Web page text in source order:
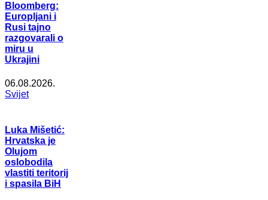
Bloomberg:
Europljani i
Rusi tajno
razgovarali o
miru u
Ukrajini
06.08.2026.
Svijet
Luka Mišetić:
Hrvatska je
Olujom
oslobodila
vlastiti teritorij
i spasila BiH